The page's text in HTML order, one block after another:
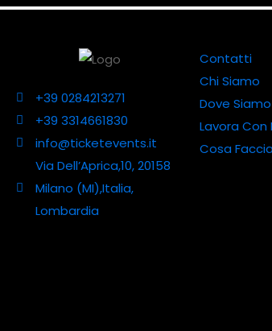
+39 0284213271
+39 3314661830
info@ticketevents.it
Via Dell’Aprica,10, 20158
Milano (MI),Italia,
Lombardia
Contatti
Chi Siamo
Dove Siamo
Lavora Con
Cosa